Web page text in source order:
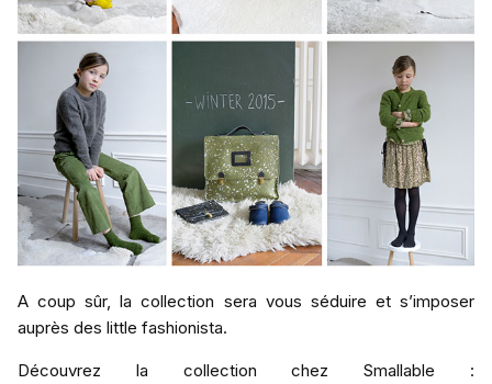
A coup sûr, la collection sera vous séduire et s’imposer
auprès des little fashionista.
Découvrez la collection chez Smallable :